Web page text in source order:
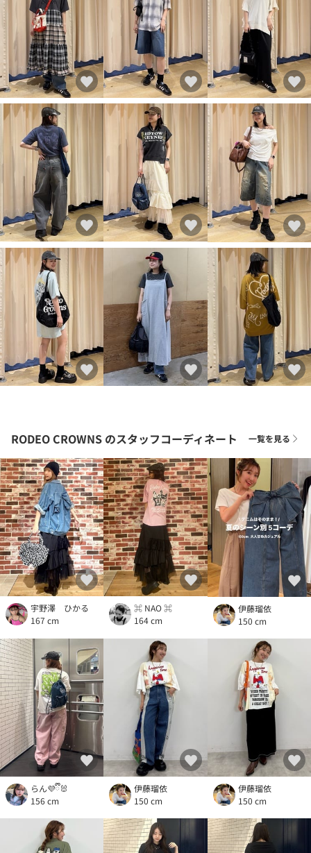
RODEO CROWNS のスタッフコーディネート 一覧を見る
宇野澤 ひかる
167 cm
⌘ NAO ⌘
164 cm
伊藤瑠依
150 cm
らん💜ྀི🐰
156 cm
伊藤瑠依
150 cm
伊藤瑠依
150 cm